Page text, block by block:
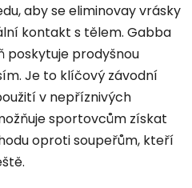
aby se eliminovay vrásky
kontakt s tělem. Gabba
poskytuje prodyšnou
Je to klíčový závodní
v nepříznivých
sportovcům získat
oproti soupeřům, kteří